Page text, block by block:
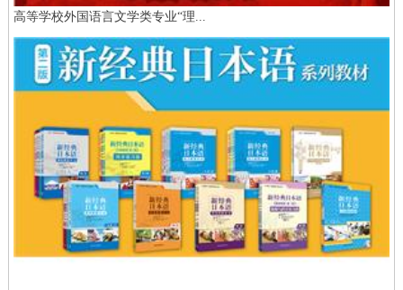
高等学校外国语言文学类专业“理...